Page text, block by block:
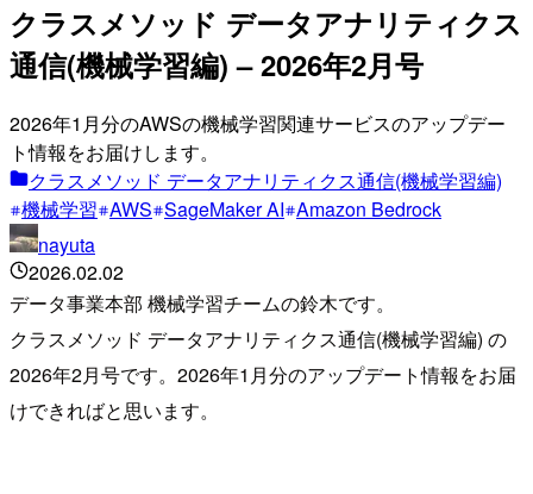
クラスメソッド データアナリティクス
通信(機械学習編) – 2026年2月号
2026年1月分のAWSの機械学習関連サービスのアップデー
ト情報をお届けします。
クラスメソッド データアナリティクス通信(機械学習編)
機械学習 AWS SageMaker AI Amazon Bedrock
nayuta
2026.02.02
データ事業本部 機械学習チームの鈴木です。
クラスメソッド データアナリティクス通信(機械学習編) の
2026年2月号です。2026年1月分のアップデート情報をお届
けできればと思います。